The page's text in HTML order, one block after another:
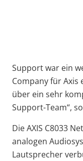
Support war ein
Company für Axis
über ein sehr
Support-Team“,
Die AXIS C8033
analogen
Lautsprecher